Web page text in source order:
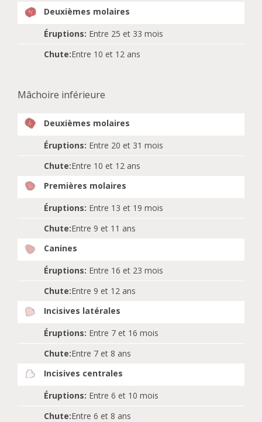
Deuxièmes molaires
Éruptions: Entre 25 et 33 mois
Chute:Entre 10 et 12 ans
Mâchoire inférieure
Deuxièmes molaires
Éruptions: Entre 20 et 31 mois
Chute:Entre 10 et 12 ans
Premières molaires
Éruptions: Entre 13 et 19 mois
Chute:Entre 9 et 11 ans
Canines
Éruptions: Entre 16 et 23 mois
Chute:Entre 9 et 12 ans
Incisives latérales
Éruptions: Entre 7 et 16 mois
Chute:Entre 7 et 8 ans
Incisives centrales
Éruptions: Entre 6 et 10 mois
Chute:Entre 6 et 8 ans